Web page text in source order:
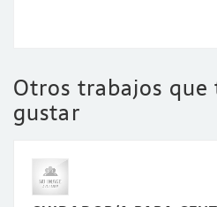
Otros trabajos que
gustar